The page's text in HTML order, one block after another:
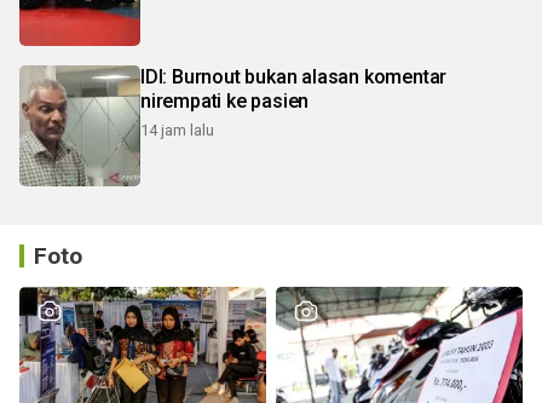
IDI: Burnout bukan alasan komentar
nirempati ke pasien
14 jam lalu
Foto